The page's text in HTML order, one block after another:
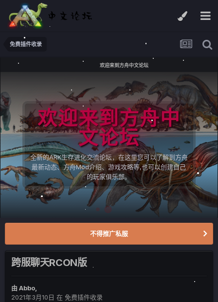
免费插件收录
欢迎来到方舟中文论坛
欢迎来到方舟中
文论坛
全新的ARK生存进化交流论坛，在这里您可以了解到方舟
最新动态、方舟Mod介绍、游戏攻略等,也可以创建自己
的玩家俱乐部。
不得推广私服
跨服聊天RCON版
由 Abbo,
2021年3月10日 在 免费插件收录